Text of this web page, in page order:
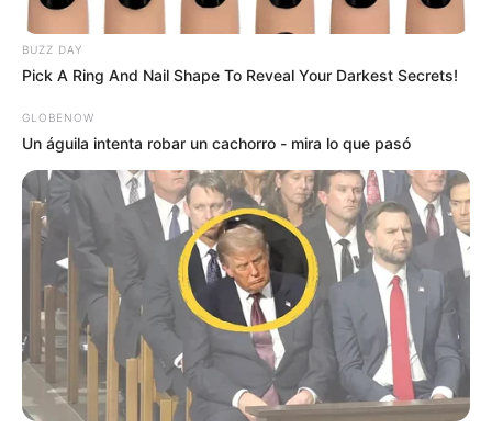
Plan retorno domingo 9 de agosto: así
será el reversible en La Mesa y
Soacha para entrar a Bogotá
REGIOTRAM DE OCCIDENTE
Regiotram de Occidente
impulsará el turismo en
las históricas Piedras del
Tunjo en Facatativá
BUZZ DAY
Pick A Ring And Nail Shape To Reveal Your Darkest Secrets!
GLOBENOW
Un águila intenta robar un cachorro - mira lo que pasó